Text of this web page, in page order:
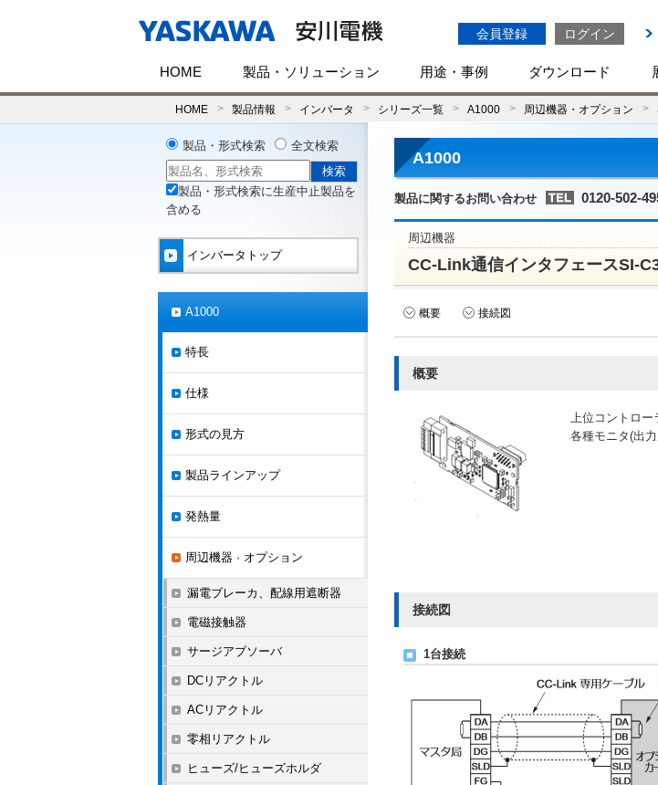
会員登録 ログイン
HOME 製品・ソリューション 用途・事例 ダウンロード
HOME 製品情報 インバータ シリーズ一覧 A1000 周辺機器・オプション
A1000
製品に関するお問い合わせ 0120-502-
周辺機器
CC-Link通信インタフェースSI-
概要 接続図
概要
上位コントロー
各種モニタ(出
接続図
1台接続
製品・形式検索 全文検索
製品・形式検索に生産中止製品を
含める
インバータトップ
A1000
特長
仕様
形式の見方
製品ラインアップ
発熱量
周辺機器 · オプション
漏電ブレーカ、配線用遮断器
電磁接触器
サージアブソーバ
DCリアクトル
ACリアクトル
零相リアクトル
ヒューズ/ヒューズホルダ